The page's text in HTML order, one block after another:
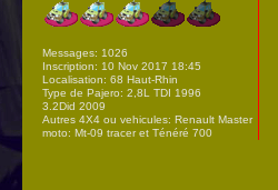
Messages: 1026
Inscription: 10 Nov 2017 18:45
Localisation: 68 Haut-Rhin
Type de Pajero: 2,8L TDI 1996
3.2Did 2009
Autres 4X4 ou vehicules: Renault Master
moto: Mt-09 tracer et Ténéré 700